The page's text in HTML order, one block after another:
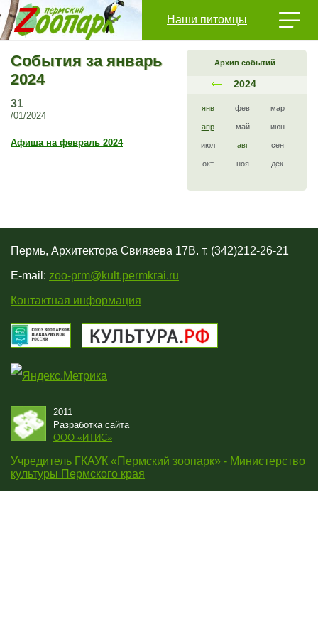
Наши питомцы
Архив событий
2024
янв фев мар
апр май июн
июл авг сен
окт ноя дек
События за январь
2024
31
/01/2024
Афиша на февраль 2024
Пермь, Архитектора Свиязева 17В. т. (342)212-26-21
E-mail: zoo-prm@kult.permkrai.ru
Контактная информация
2011
Разработка сайта
OOO «ИТИС»
Учредитель ГКАУК «Пермский зоопарк» - Министерство
культуры Пермского края